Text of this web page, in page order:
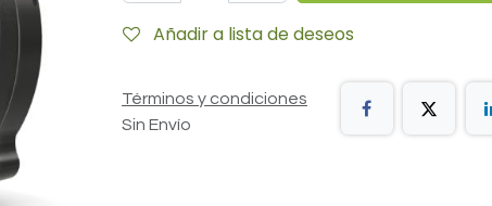
Añadir a lista de deseos
Términos y condiciones
Sin Envío